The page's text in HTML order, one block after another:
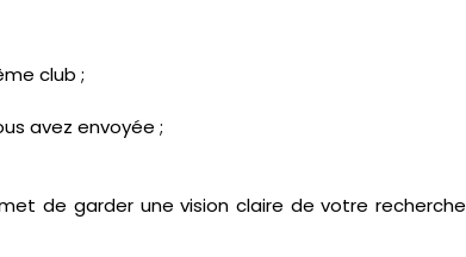
club ;
avez envoyée ;
de garder une vision claire de votre recherche